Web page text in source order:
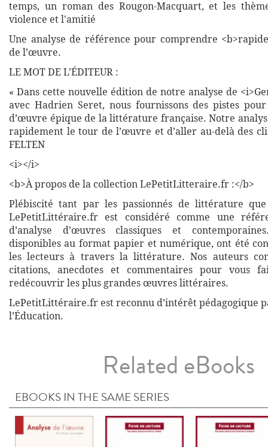
temps, un roman des Rougon-Macquart, et les
violence et l'amitié
Une analyse de référence pour comprendre
de l’œuvre.
LE MOT DE L’ÉDITEUR :
« Dans cette nouvelle édition de notre analyse de
avec Hadrien Seret, nous fournissons des pistes
d’œuvre épique de la littérature française. Notre
rapidement le tour de l’œuvre et d’aller au-delà des
FELTEN
<i></i>
<b>À propos de la collection LePetitLitteraire.fr :</b>
Plébiscité tant par les passionnés de littérature
LePetitLittéraire.fr est considéré comme une
d’analyse d’œuvres classiques et
disponibles au format papier et numérique, ont été
les lecteurs à travers la littérature. Nos auteurs
citations, anecdotes et commentaires pour vous
redécouvrir les plus grandes œuvres littéraires.
LePetitLittéraire.fr est reconnu d’intérêt pédagogique
l’Éducation.
Related eBooks
EBOOKS IN THE SAME SERIES